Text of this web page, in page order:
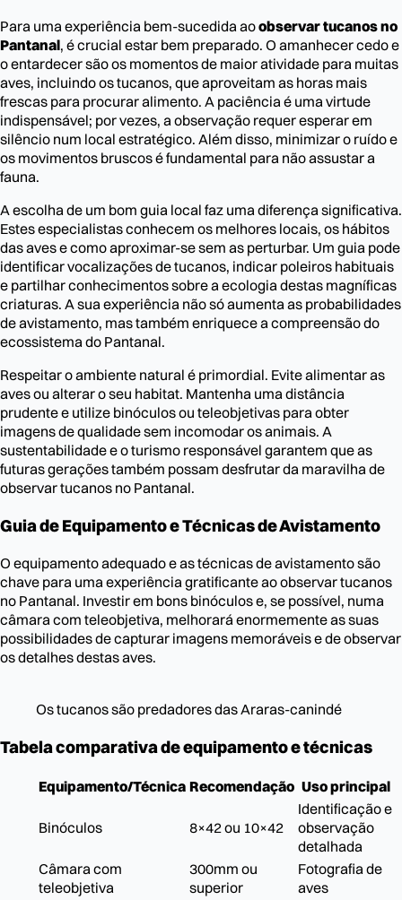
Para uma experiência bem-sucedida aoobservar tucanos no
Pantanal, é crucial estar bem preparado. O amanhecer cedo e
o entardecer são os momentos de maior atividade para muitas
aves, incluindo os tucanos, que aproveitam as horas mais
frescas para procurar alimento. A paciência é uma virtude
indispensável; por vezes, a observação requer esperar em
silêncio num local estratégico. Além disso, minimizar o ruído e
os movimentos bruscos é fundamental para não assustar a
fauna.
A escolha de um bom guia local faz uma diferença significativa.
Estes especialistas conhecem os melhores locais, os hábitos
das aves e como aproximar-se sem as perturbar. Um guia pode
identificar vocalizações de tucanos, indicar poleiros habituais
e partilhar conhecimentos sobre a ecologia destas magníficas
criaturas. A sua experiência não só aumenta as probabilidades
de avistamento, mas também enriquece a compreensão do
ecossistema do Pantanal.
Respeitar o ambiente natural é primordial. Evite alimentar as
aves ou alterar o seu habitat. Mantenha uma distância
prudente e utilize binóculos ou teleobjetivas para obter
imagens de qualidade sem incomodar os animais. A
sustentabilidade e o turismo responsável garantem que as
futuras gerações também possam desfrutar da maravilha de
observar tucanos no Pantanal.
Guia de Equipamento e Técnicas de Avistamento
O equipamento adequado e as técnicas de avistamento são
chave para uma experiência gratificante ao observar tucanos
no Pantanal. Investir em bons binóculos e, se possível, numa
câmara com teleobjetiva, melhorará enormemente as suas
possibilidades de capturar imagens memoráveis e de observar
os detalhes destas aves.
Os tucanos são predadores das Araras-canindé
Tabela comparativa de equipamento e técnicas
Equipamento/Técnica Recomendação Uso principal
Binóculos 8×42 ou 10×42
Identificação e
observação
detalhada
Câmara com
teleobjetiva
300mm ou
superior
Fotografia de
aves